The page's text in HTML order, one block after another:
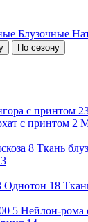
Блузочные
По сезону
с принтом
с принтом 2
8 Ткань
Однотон 18
5 Нейлон-рома